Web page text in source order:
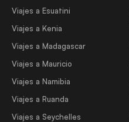
Viajes a Esuatini
Viajes a Kenia
Viajes a Madagascar
Viajes a Mauricio
Viajes a Namibia
Viajes a Ruanda
Viajes a Seychelles